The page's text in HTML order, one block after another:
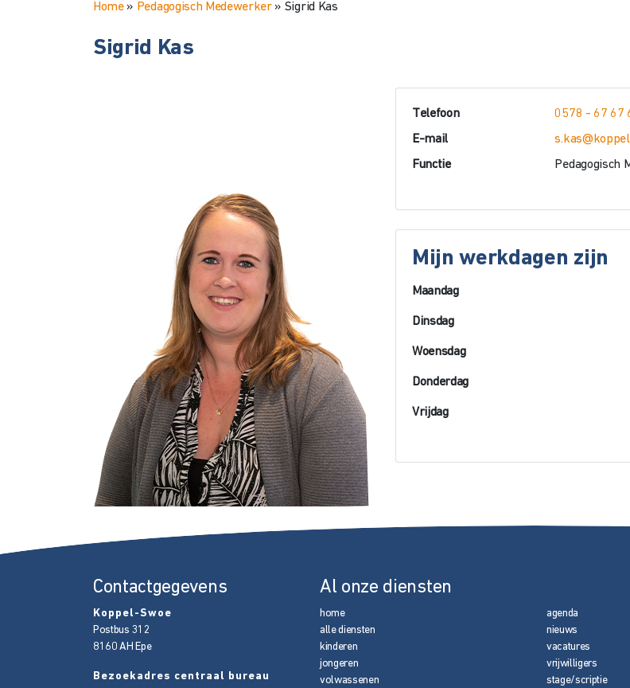
Home» Pedagogisch Medewerker» Sigrid Kas
Sigrid Kas
Telefoon
0578 - 67 67
E-mail
Functie
Pedagogisch
Mijn werkdagen zijn
Maandag
Dinsdag
Woensdag
Donderdag
Vrijdag
Contactgegevens
Koppel-Swoe
Postbus 312
8160 AH Epe
Bezoekadres centraal bureau
Al onze diensten
home
alle diensten
kinderen
jongeren
volwassenen
agenda
nieuws
vacatures
vrijwilligers
stage/scriptie